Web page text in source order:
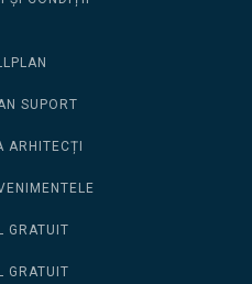
SUPORT
ARHITECȚI
GRATUIT
GRATUIT